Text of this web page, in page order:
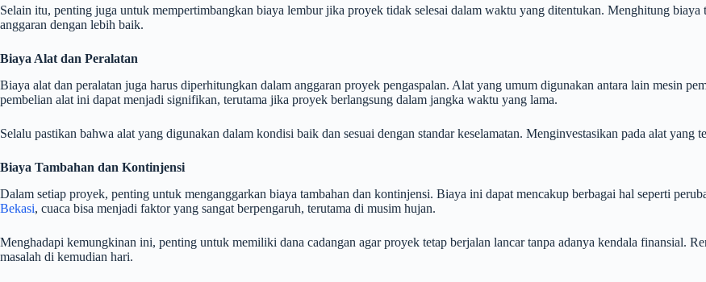
Selain itu, penting juga untuk mempertimbangkan biaya lembur jika proyek tidak selesai dalam waktu yang ditentukan. Menghitung biaya
anggaran dengan lebih baik.
Biaya Alat dan Peralatan
Biaya alat dan peralatan juga harus diperhitungkan dalam anggaran proyek pengaspalan. Alat yang umum digunakan antara lain mesin
pembelian alat ini dapat menjadi signifikan, terutama jika proyek berlangsung dalam jangka waktu yang lama.
Selalu pastikan bahwa alat yang digunakan dalam kondisi baik dan sesuai dengan standar keselamatan. Menginvestasikan pada alat
Biaya Tambahan dan Kontinjensi
Dalam setiap proyek, penting untuk menganggarkan biaya tambahan dan kontinjensi. Biaya ini dapat mencakup berbagai hal seperti
Bekasi, cuaca bisa menjadi faktor yang sangat berpengaruh, terutama di musim hujan.
Menghadapi kemungkinan ini, penting untuk memiliki dana cadangan agar proyek tetap berjalan lancar tanpa adanya kendala finansial.
masalah di kemudian hari.